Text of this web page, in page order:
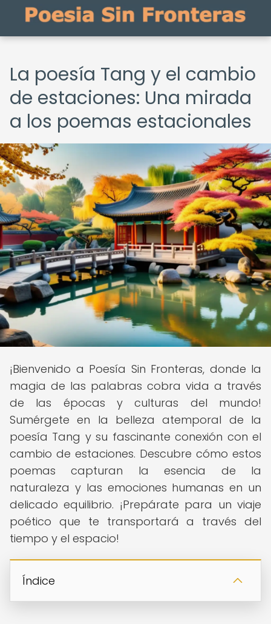
La poesía Tang y el cambio
de estaciones: Una mirada
a los poemas estacionales
¡Bienvenido a Poesía Sin Fronteras, donde la
magia de las palabras cobra vida a través
de las épocas y culturas del mundo!
Sumérgete en la belleza atemporal de la
poesía Tang y su fascinante conexión con el
cambio de estaciones. Descubre cómo estos
poemas capturan la esencia de la
naturaleza y las emociones humanas en un
delicado equilibrio. ¡Prepárate para un viaje
poético que te transportará a través del
tiempo y el espacio!
Índice